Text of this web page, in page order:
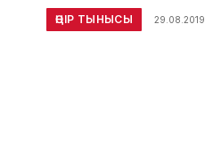
ӨҢІР ТЫНЫСЫ 29.08.2019